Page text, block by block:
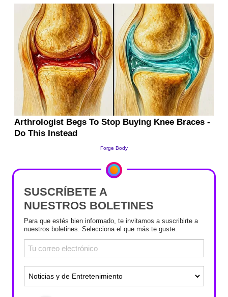
SUSCRÍBETE A
NUESTROS BOLETINES
Para que estés bien informado, te invitamos a suscribirte a
nuestros boletines. Selecciona el que más te guste.